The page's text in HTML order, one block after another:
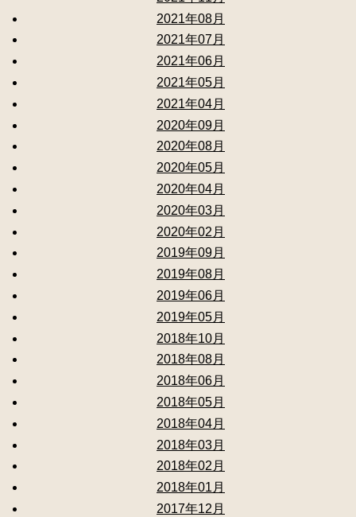
2021年08月
2021年07月
2021年06月
2021年05月
2021年04月
2020年09月
2020年08月
2020年05月
2020年04月
2020年03月
2020年02月
2019年09月
2019年08月
2019年06月
2019年05月
2018年10月
2018年08月
2018年06月
2018年05月
2018年04月
2018年03月
2018年02月
2018年01月
2017年12月